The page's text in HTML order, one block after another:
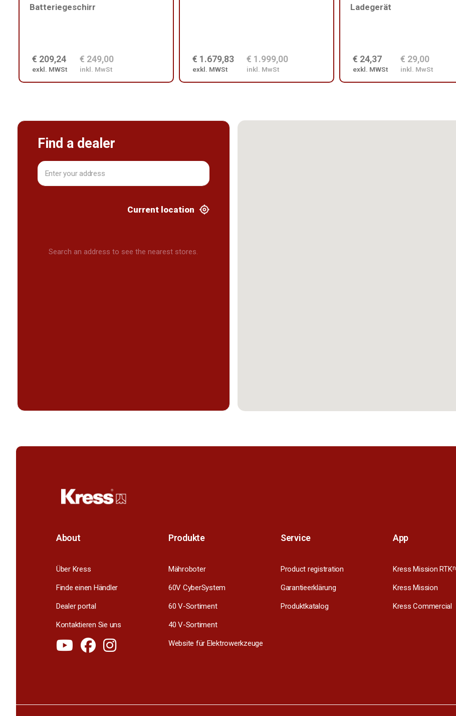
Batteriegeschirr
€ 209,24
exkl. MWSt
€ 249,00
inkl. MwSt
€ 1.679,83
exkl. MWSt
€ 1.999,00
inkl. MwSt
Ladegerät
€ 24,37
exkl. MWSt
€ 29,00
inkl. MwSt
Find a dealer
Current location
Search an address to see the nearest stores.
About
Über Kress
Finde einen Händler
Dealer portal
Kontaktieren Sie uns
Produkte
Mähroboter
60V CyberSystem
60 V-Sortiment
40 V-Sortiment
Website für Elektrowerkzeuge
Service
Product registration
Garantieerklärung
Produktkatalog
App
Kress Mission RTKn
Kress Mission
Kress Commercial